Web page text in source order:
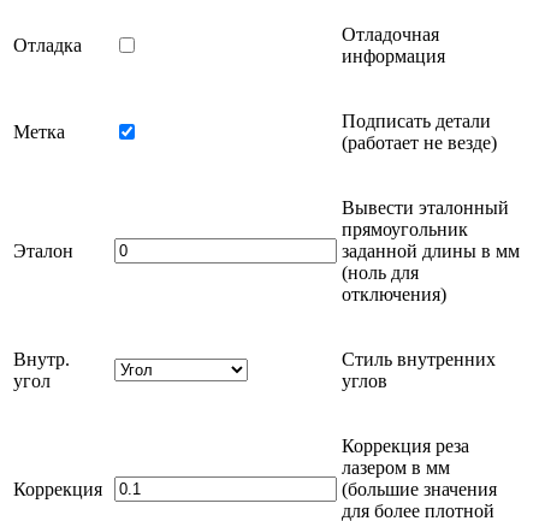
Отладка
Отладочная
информация
Метка
Подписать детали
(работает не везде)
Эталон
Вывести эталонный
прямоугольник
заданной длины в мм
(ноль для
отключения)
Внутр.
угол
Стиль внутренних
углов
Коррекция
Коррекция реза
лазером в мм
(большие значения
для более плотной